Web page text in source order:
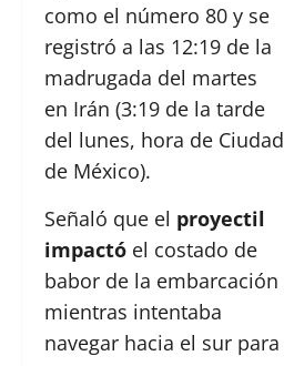
como el número 80 y se
registró a las 12:19 de la
madrugada del martes
en Irán (3:19 de la tarde
del lunes, hora de Ciudad
de México).
Señaló que el proyectil
impactó el costado de
babor de la embarcación
mientras intentaba
navegar hacia el sur para